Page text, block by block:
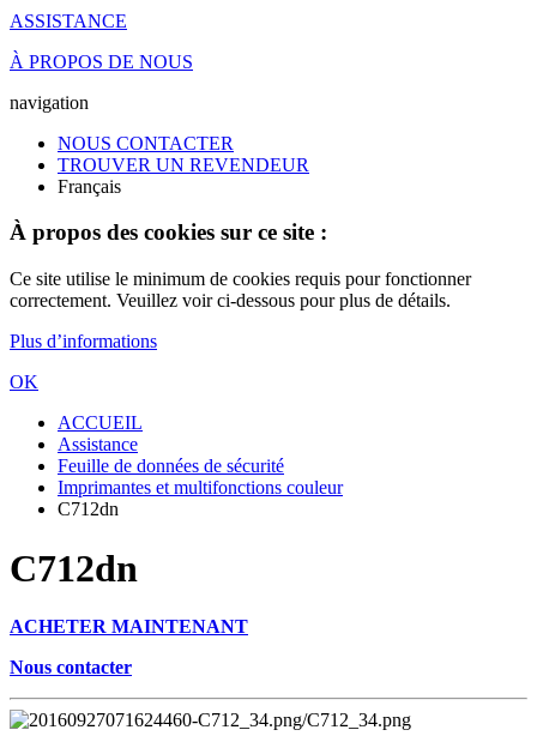
ASSISTANCE
À PROPOS DE NOUS
navigation
NOUS CONTACTER
TROUVER UN REVENDEUR
Français
À propos des cookies sur ce site :
Ce site utilise le minimum de cookies requis pour fonctionner
correctement. Veuillez voir ci-dessous pour plus de détails.
Plus d’informations
OK
ACCUEIL
Assistance
Feuille de données de sécurité
Imprimantes et multifonctions couleur
C712dn
C712dn
ACHETER MAINTENANT
Nous contacter